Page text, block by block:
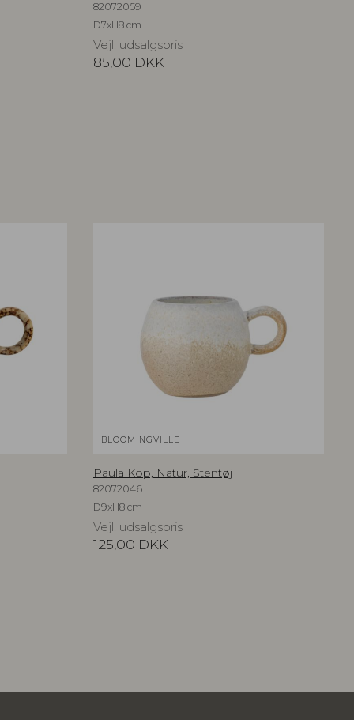
82072059
D7xH8 cm
Vejl. udsalgspris
85,00 DKK
BLOOMINGVILLE
Paula Kop, Natur, Stentøj
82072046
D9xH8 cm
Vejl. udsalgspris
125,00 DKK